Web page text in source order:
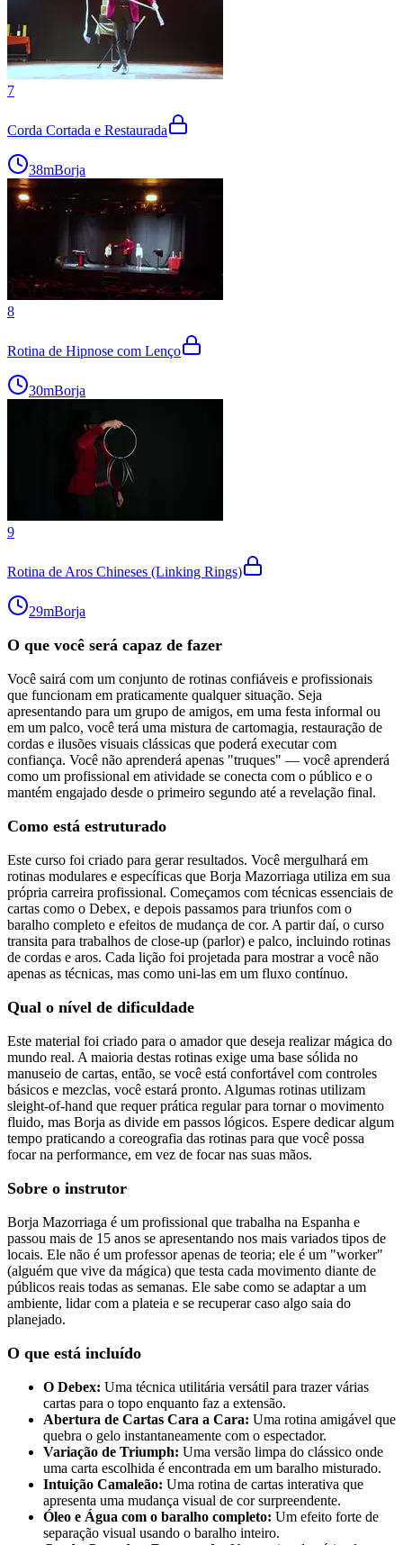
7
Corda Cortada e Restaurada
38mBorja
8
Rotina de Hipnose com Lenço
30mBorja
9
Rotina de Aros Chineses (Linking Rings)
29mBorja
O que você será capaz de fazer
Você sairá com um conjunto de rotinas confiáveis e profissionais
que funcionam em praticamente qualquer situação. Seja
apresentando para um grupo de amigos, em uma festa informal ou
em um palco, você terá uma mistura de cartomagia, restauração de
cordas e ilusões visuais clássicas que poderá executar com
confiança. Você não aprenderá apenas "truques" — você aprenderá
como um profissional em atividade se conecta com o público e o
mantém engajado desde o primeiro segundo até a revelação final.
Como está estruturado
Este curso foi criado para gerar resultados. Você mergulhará em
rotinas modulares e específicas que Borja Mazorriaga utiliza em sua
própria carreira profissional. Começamos com técnicas essenciais de
cartas como o Debex, e depois passamos para triunfos com o
baralho completo e efeitos de mudança de cor. A partir daí, o curso
transita para trabalhos de close-up (parlor) e palco, incluindo rotinas
de cordas e aros. Cada lição foi projetada para mostrar a você não
apenas as técnicas, mas como uni-las em um fluxo contínuo.
Qual o nível de dificuldade
Este material foi criado para o amador que deseja realizar mágica do
mundo real. A maioria destas rotinas exige uma base sólida no
manuseio de cartas, então, se você está confortável com controles
básicos e mezclas, você estará pronto. Algumas rotinas utilizam
sleight-of-hand que requer prática regular para tornar o movimento
fluido, mas Borja as divide em passos lógicos. Espere dedicar algum
tempo praticando a coreografia das rotinas para que você possa
focar na performance, em vez de focar nas suas mãos.
Sobre o instrutor
Borja Mazorriaga é um profissional que trabalha na Espanha e
passou mais de 15 anos se apresentando nos mais variados tipos de
locais. Ele não é um professor apenas de teoria; ele é um "worker"
(alguém que vive da mágica) que testa cada movimento diante de
públicos reais todas as semanas. Ele sabe como se adaptar a um
ambiente, lidar com a plateia e se recuperar caso algo saia do
planejado.
O que está incluído
O Debex: Uma técnica utilitária versátil para trazer várias
cartas para o topo enquanto faz a extensão.
Abertura de Cartas Cara a Cara: Uma rotina amigável que
quebra o gelo instantaneamente com o espectador.
Variação de Triumph: Uma versão limpa do clássico onde
uma carta escolhida é encontrada em um baralho misturado.
Intuição Camaleão: Uma rotina de cartas interativa que
apresenta uma mudança visual de cor surpreendente.
Óleo e Água com o baralho completo: Um efeito forte de
separação visual usando o baralho inteiro.